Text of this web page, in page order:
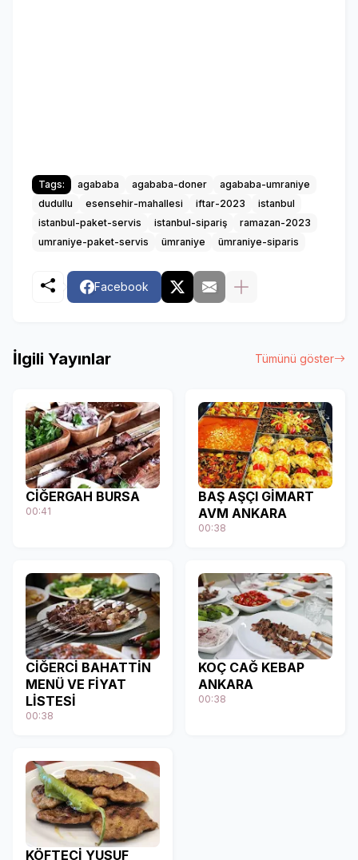
Tags: agababa agababa-doner
agababa-umraniye
dudullu
esensehir-mahallesi iftar-2023
istanbul
istanbul-paket-servis
istanbul-sipariş
ramazan-2023
umraniye-paket-servis
ümraniye ümraniye-siparis
Facebook
İlgili Yayınlar Tümünü göster
CİĞERGAH BURSA
00:41
BAŞ AŞÇI GİMART
AVM ANKARA
00:38
CİĞERCİ BAHATTİN
MENÜ VE FİYAT
LİSTESİ
00:38
KOÇ CAĞ KEBAP
ANKARA
00:38
KÖFTECİ YUSUF